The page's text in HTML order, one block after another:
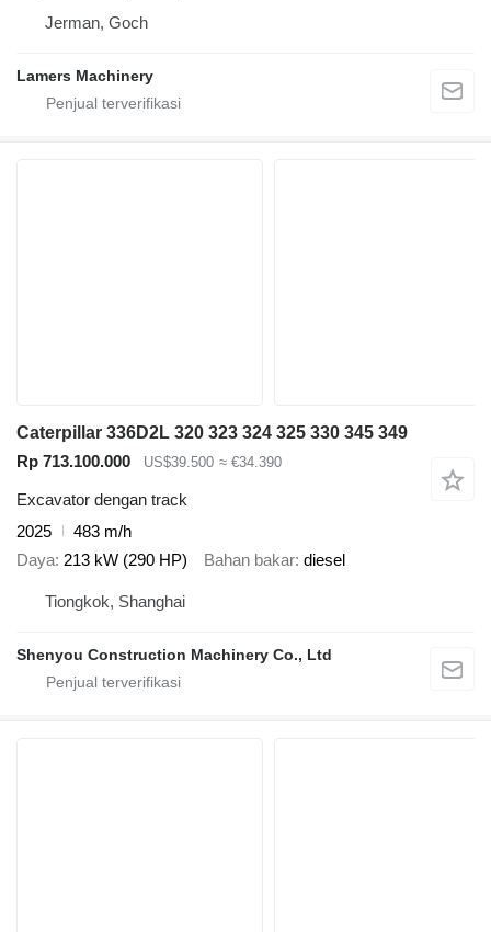
Jerman, Goch
Lamers Machinery
Caterpillar 336D2L 320 323 324 325 330 345 349
Rp 713.100.000
US$39.500 ≈ €34.390
Excavator dengan track
2025
483 m/h
Daya 213 kW (290 HP) Bahan bakar diesel
Tiongkok, Shanghai
Shenyou Construction Machinery Co., Ltd